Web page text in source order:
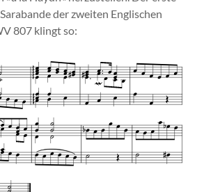
der zweiten Englischen
807 klingt so: